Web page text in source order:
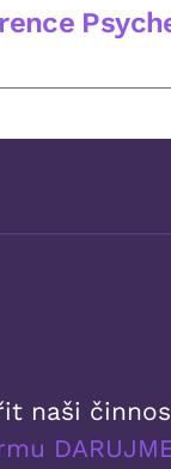
naši